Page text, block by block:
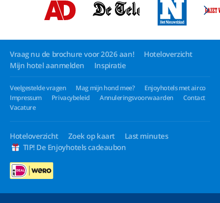
Vraag nu de brochure voor 2026 aan!
Hoteloverzicht
Mijn hotel aanmelden
Inspiratie
Veelgestelde vragen Mag mijn hond mee?
Enjoyhotels met airco
Impressum
Privacybeleid Annuleringsvoorwaarden
Contact
Vacature
Hoteloverzicht Zoek op kaart
Last minutes
TIP! De Enjoyhotels cadeaubon